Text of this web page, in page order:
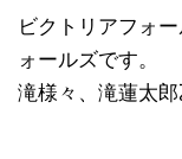
ビクトリアフォ
ォールズです。
滝様々、滝蓮太郎